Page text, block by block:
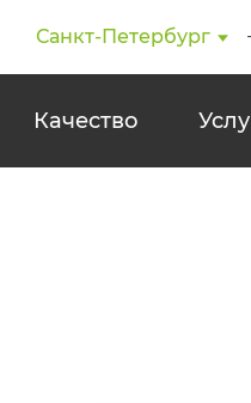
Санкт-Петербург
Качество